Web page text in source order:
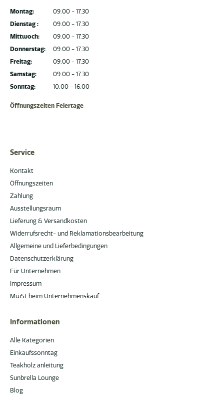
Montag:
Dienstag :
Mittwoch:
Donnerstag:
Freitag:
Samstag:
Sonntag:
09.00 - 17.30
09.00 - 17.30
09.00 - 17.30
09.00 - 17.30
09.00 - 17.30
09.00 - 17.30
10.00 - 16.00
Öffnungszeiten Feiertage
Service
Kontakt
Öffnungszeiten
Zahlung
Ausstellungsraum
Lieferung & Versandkosten
Widerrufsrecht- und Reklamationsbearbeitung
Allgemeine und Lieferbedingungen
Datenschutzerklärung
Für Unternehmen
Impressum
MwSt beim Unternehmenskauf
Informationen
Alle Kategorien
Einkaufssonntag
Teakholz anleitung
Sunbrella Lounge
Blog